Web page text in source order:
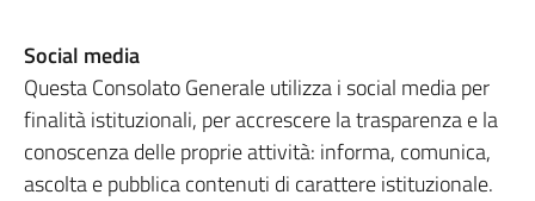
Social media
Questa Consolato Generale utilizza i social media per
finalità istituzionali, per accrescere la trasparenza e la
conoscenza delle proprie attività: informa, comunica,
ascolta e pubblica contenuti di carattere istituzionale.